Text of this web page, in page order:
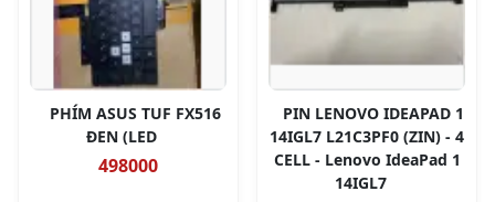
PHÍM ASUS TUF FX516
ĐEN (LED
498000
PIN LENOVO IDEAPAD 1
14IGL7 L21C3PF0 (ZIN) - 4
CELL - Lenovo IdeaPad 1
14IGL7